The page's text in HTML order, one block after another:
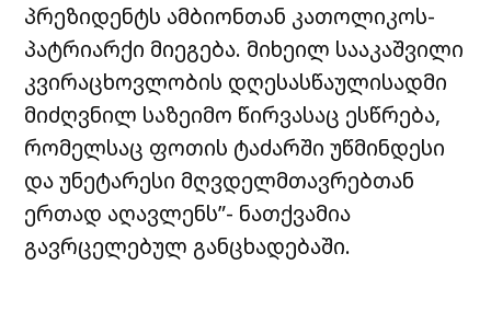
პრეზიდენტს ამბიონთან კათოლიკოს-
პატრიარქი მიეგება. მიხეილ სააკაშვილი
კვირაცხოვლობის დღესასწაულისადმი
მიძღვნილ საზეიმო წირვასაც ესწრება,
რომელსაც ფოთის ტაძარში უწმინდესი
და უნეტარესი მღვდელმთავრებთან
ერთად აღავლენს”- ნათქვამია
გავრცელებულ განცხადებაში.